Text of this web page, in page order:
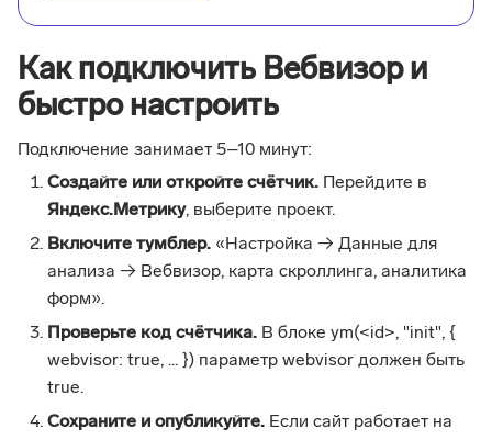
Как подключить Вебвизор и
быстро настроить
Подключение занимает 5–10 минут:
Создайте или откройте счётчик. Перейдите в
Яндекс.Метрику, выберите проект.
Включите тумблер. «Настройка → Данные для
анализа → Вебвизор, карта скроллинга, аналитика
форм».
Проверьте код счётчика. В блоке ym(<id>, "init", {
webvisor: true, ... }) параметр webvisor должен быть
true.
Сохраните и опубликуйте. Если сайт работает на